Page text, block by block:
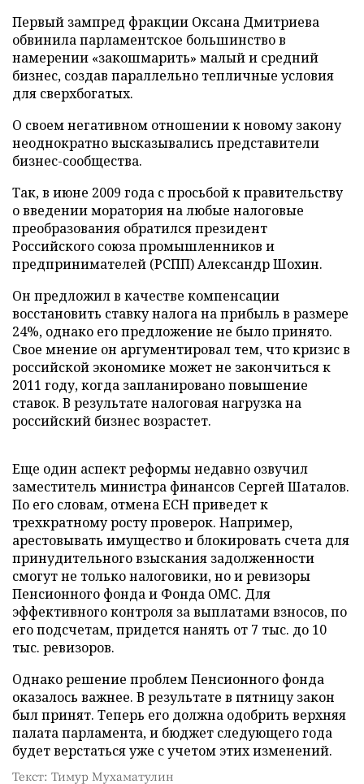
Первый зампред фракции Оксана Дмитриева
обвинила парламентское большинство в
намерении «закошмарить» малый и средний
бизнес, создав параллельно тепличные условия
для сверхбогатых.
О своем негативном отношении к новому закону
неоднократно высказывались представители
бизнес-сообщества.
Так, в июне 2009 года с просьбой к правительству
о введении моратория на любые налоговые
преобразования обратился президент
Российского союза промышленников и
предпринимателей (РСПП) Александр Шохин.
Он предложил в качестве компенсации
восстановить ставку налога на прибыль в размере
24%, однако его предложение не было принято.
Свое мнение он аргументировал тем, что кризис в
российской экономике может не закончиться к
2011 году, когда запланировано повышение
ставок. В результате налоговая нагрузка на
российский бизнес возрастет.
Еще один аспект реформы недавно озвучил
заместитель министра финансов Сергей Шаталов.
По его словам, отмена ЕСН приведет к
трехкратному росту проверок. Например,
арестовывать имущество и блокировать счета для
принудительного взыскания задолженности
смогут не только налоговики, но и ревизоры
Пенсионного фонда и Фонда ОМС. Для
эффективного контроля за выплатами взносов, по
его подсчетам, придется нанять от 7 тыс. до 10
тыс. ревизоров.
Однако решение проблем Пенсионного фонда
оказалось важнее. В результате в пятницу закон
был принят. Теперь его должна одобрить верхняя
палата парламента, и бюджет следующего года
будет верстаться уже с учетом этих изменений.
Текст: Тимур Мухаматулин